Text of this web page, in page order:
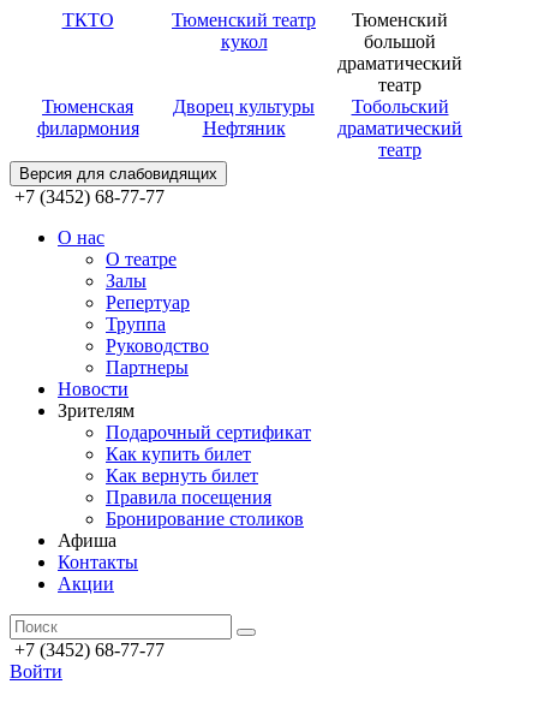
ТКТО
Тюменский театр
кукол
Тюменский
большой
драматический
театр
Тюменская
филармония
Дворец культуры
Нефтяник
Тобольский
драматический
театр
Версия для слабовидящих
+7 (3452) 68-77-77
О нас
О театре
Залы
Репертуар
Труппа
Руководство
Партнеры
Новости
Зрителям
Подарочный сертификат
Как купить билет
Как вернуть билет
Правила посещения
Бронирование столиков
Афиша
Контакты
Акции
+7 (3452) 68-77-77
Войти